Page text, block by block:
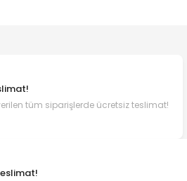
tüm siparişlerde ücretsiz teslimat!